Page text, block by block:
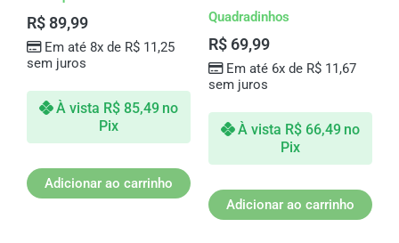
R$ 89,99
Em até 8x de R$11,25
sem juros
À vista R$85,49 no
Pix
Adicionar ao carrinho
Quadradinhos
R$ 69,99
Em até 6x de R$11,67
sem juros
À vista R$66,49 no
Pix
Adicionar ao carrinho